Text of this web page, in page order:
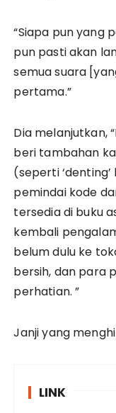
“Siapa pun yang
pun pasti akan
semua suara
pertama.”
Dia melanjutkan,
beri tambahan
(seperti
pemindai kode
tersedia di buku
kembali
belum dulu ke
bersih, dan para
perhatian. ”
Janji yang
LINK